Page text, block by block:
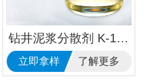
钻井泥浆分散剂 K-185
立即拿样 了解更多